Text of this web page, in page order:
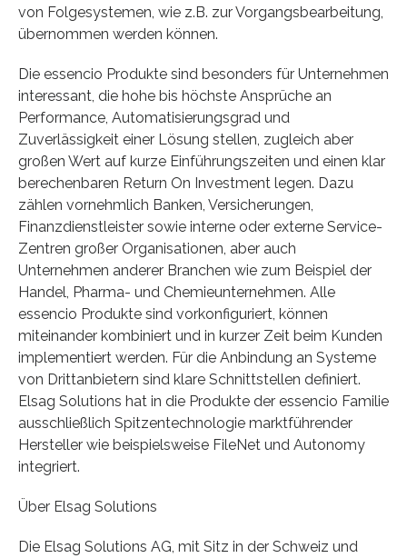
von Folgesystemen, wie z.B. zur Vorgangsbearbeitung,
übernommen werden können.
Die essencio Produkte sind besonders für Unternehmen
interessant, die hohe bis höchste Ansprüche an
Performance, Automatisierungsgrad und
Zuverlässigkeit einer Lösung stellen, zugleich aber
großen Wert auf kurze Einführungszeiten und einen klar
berechenbaren Return On Investment legen. Dazu
zählen vornehmlich Banken, Versicherungen,
Finanzdienstleister sowie interne oder externe Service-
Zentren großer Organisationen, aber auch
Unternehmen anderer Branchen wie zum Beispiel der
Handel, Pharma- und Chemieunternehmen. Alle
essencio Produkte sind vorkonfiguriert, können
miteinander kombiniert und in kurzer Zeit beim Kunden
implementiert werden. Für die Anbindung an Systeme
von Drittanbietern sind klare Schnittstellen definiert.
Elsag Solutions hat in die Produkte der essencio Familie
ausschließlich Spitzentechnologie marktführender
Hersteller wie beispielsweise FileNet und Autonomy
integriert.
Über Elsag Solutions
Die Elsag Solutions AG, mit Sitz in der Schweiz und